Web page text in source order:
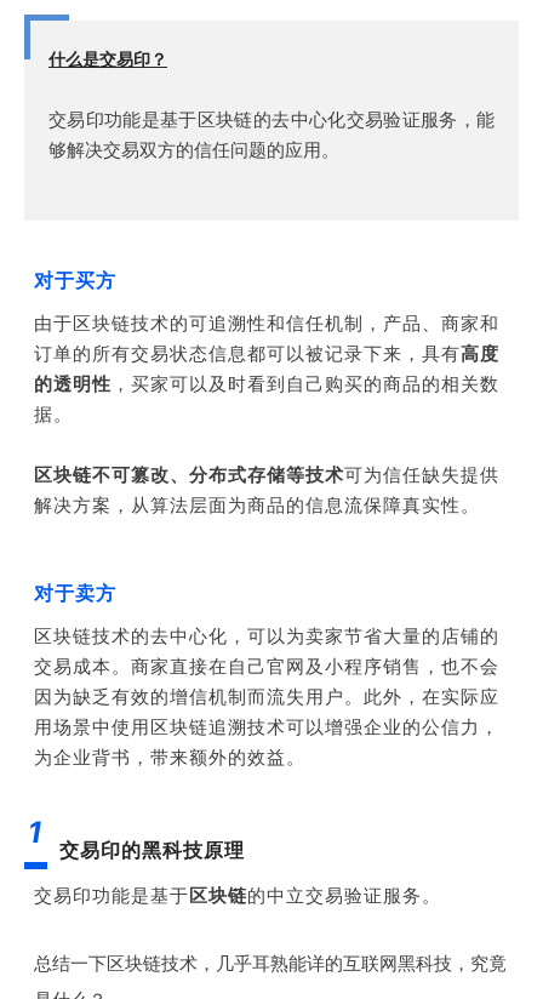
什么是交易印？
交易印功能是基于区块链的去中心化交易验证服务，能
够解决交易双方的信任问题的应用。
对于买方
由于区块链技术的可追溯性和信任机制，产品、商家和
订单的所有交易状态信息都可以被记录下来，具有高度
的透明性 ，买家可以及时看到自己购买的商品的相关数
据。
区块链不可篡改、分布式存储等技术可为信任缺失提供
解决方案，从算法层面为商品的信息流保障真实性。
对于卖方
区块链技术的去中心化，可以为卖家节省大量的店铺的
交易成本。商家直接在自己官网及小程序销售，也不会
因为缺乏有效的增信机制而流失用户。此外，在实际应
用场景中使用区块链追溯技术可以增强企业的公信力，
为企业背书，带来额外的效益。
1 交易印的黑科技原理
交易印功能是基于 区块链的中立交易验证服务。
总结一下区块链技术，几乎耳熟能详的互联网黑科技，究竟